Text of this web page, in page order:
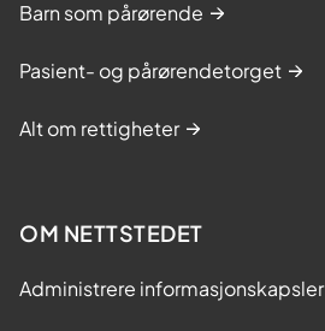
Barn som pårørende
Pasient- og pårørendetorget
Alt om rettigheter
OM NETTSTEDET
Administrere informasjonskapsler